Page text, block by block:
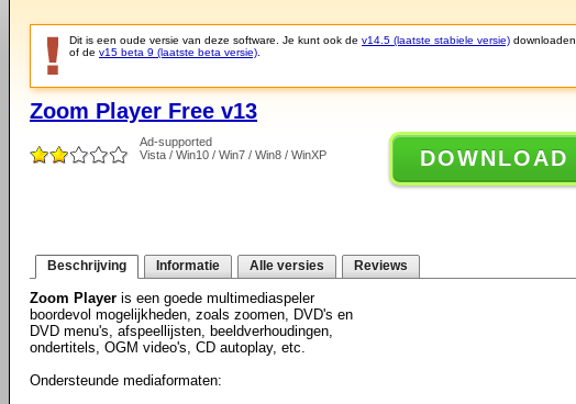
Dit is een oude versie van deze software. Je kunt ook de v14.5 (laatste stabiele versie) downloaden.
of de v15 beta 9 (laatste beta versie)
Zoom Player Free v13
Ad-supported
Vista / Win10 / Win7 / Win8 / WinXP
DOWNLOAD
Beschrijving Informatie Alle versies Reviews
Zoom Player is een goede multimediaspeler
boordevol mogelijkheden, zoals zoomen, DVD's en
DVD menu's, afspeellijsten, beeldverhoudingen,
ondertitels, OGM video's, CD autoplay, etc.
Ondersteunde mediaformaten: